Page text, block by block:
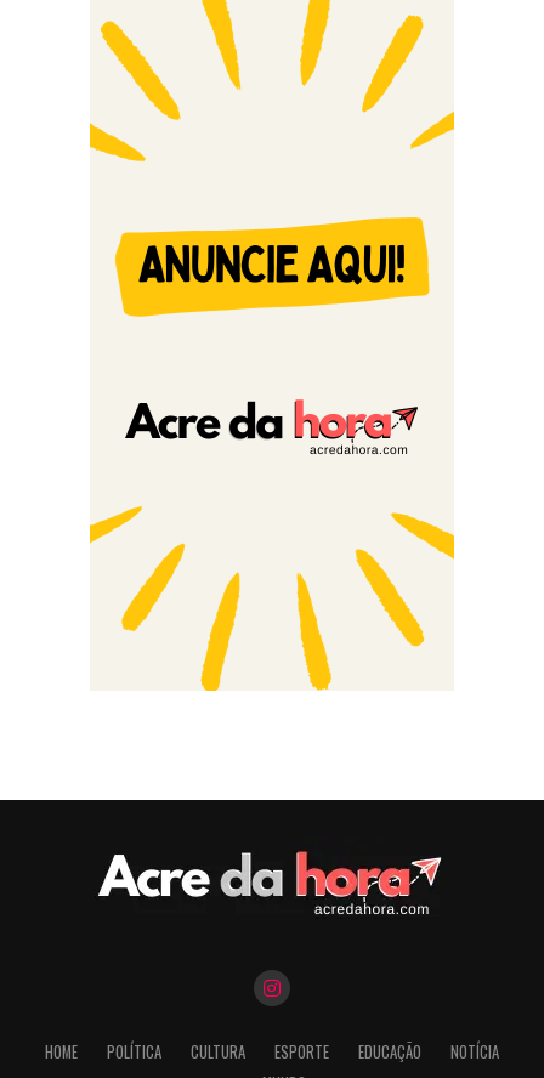
HOME POLÍTICA CULTURA ESPORTE EDUCAÇÃO
NOTÍCIA